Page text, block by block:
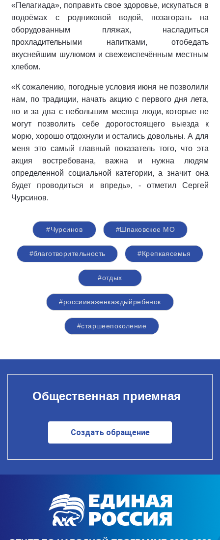
«Пелагиада», поправить свое здоровье, искупаться в
водоёмах с родниковой водой, позагорать на
оборудованным пляжах, насладиться
прохладительными напитками, отобедать
вкуснейшим шулюмом и свежеиспечённым местным
хлебом.
«К сожалению, погодные условия июня не позволили
нам, по традиции, начать акцию с первого дня лета,
но и за два с небольшим месяца люди, которые не
могут позволить себе дорогостоящего выезда к
морю, хорошо отдохнули и остались довольны. А для
меня это самый главный показатель того, что эта
акция востребована, важна и нужна людям
определенной социальной категории, а значит она
будет проводиться и впредь», - отметил Сергей
Чурсинов.
#Чурсинов #Шпаковское МО
#благотворительность #Крепкаясемья
#отдых
#россииваженкаждыйребенок
#старшеепоколение
Общественная приемная
Создать обращение